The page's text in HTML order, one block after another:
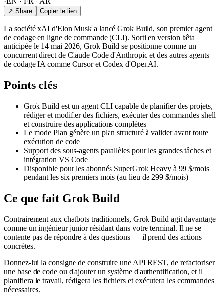
↗ Share Copier le lien
La société xAI d'Elon Musk a lancé Grok Build, son premier agent
de codage en ligne de commande (CLI). Sorti en version bêta
anticipée le 14 mai 2026, Grok Build se positionne comme un
concurrent direct de Claude Code d'Anthropic et des autres agents
de codage IA comme Cursor et Codex d'OpenAI.
Points clés
Grok Build est un agent CLI capable de planifier des projets,
rédiger et modifier des fichiers, exécuter des commandes shell
et construire des applications complètes
Le mode Plan génère un plan structuré à valider avant toute
exécution de code
Support des sous-agents parallèles pour les grandes tâches et
intégration VS Code
Disponible pour les abonnés SuperGrok Heavy à 99 $/mois
pendant les six premiers mois (au lieu de 299 $/mois)
Ce que fait Grok Build
Contrairement aux chatbots traditionnels, Grok Build agit davantage
comme un ingénieur junior résidant dans votre terminal. Il ne se
contente pas de répondre à des questions — il prend des actions
concrètes.
Donnez-lui la consigne de construire une API REST, de refactoriser
une base de code ou d'ajouter un système d'authentification, et il
planifiera le travail, rédigera les fichiers et exécutera les commandes
nécessaires.